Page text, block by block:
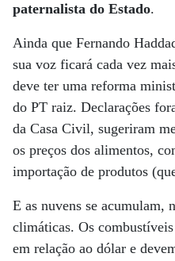
paternalista do Estado.
Ainda que Fernando
sua voz ficará cada vez
deve ter uma reforma
do PT raiz. Declarações
da Casa Civil, sugeriram
os preços dos alimentos,
importação de produtos
E as nuvens se acumulam,
climáticas. Os
em relação ao dólar e